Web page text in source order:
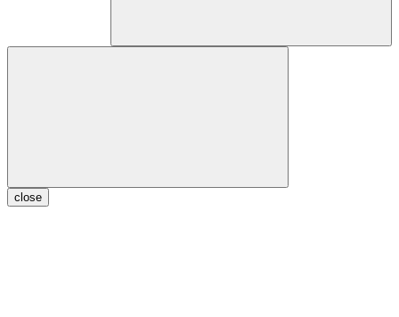
close